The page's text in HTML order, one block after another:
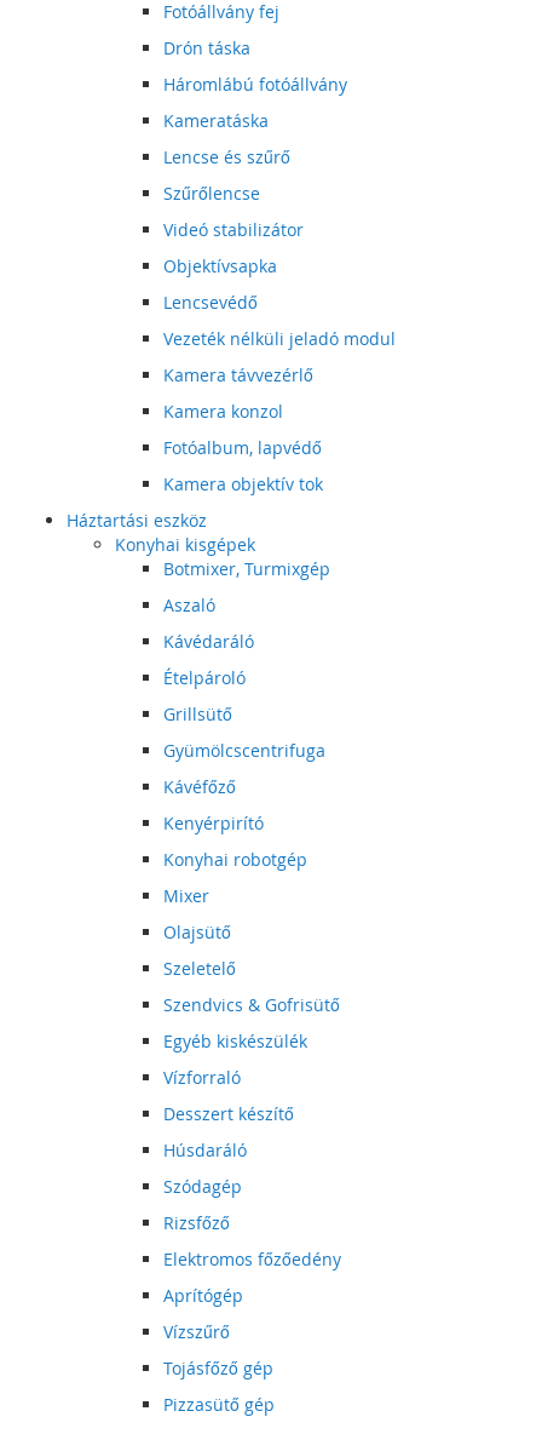
Fotóállvány fej
Drón táska
Háromlábú fotóállvány
Kameratáska
Lencse és szűrő
Szűrőlencse
Videó stabilizátor
Objektívsapka
Lencsevédő
Vezeték nélküli jeladó modul
Kamera távvezérlő
Kamera konzol
Fotóalbum, lapvédő
Kamera objektív tok
Háztartási eszköz
Konyhai kisgépek
Botmixer, Turmixgép
Aszaló
Kávédaráló
Ételpároló
Grillsütő
Gyümölcscentrifuga
Kávéfőző
Kenyérpirító
Konyhai robotgép
Mixer
Olajsütő
Szeletelő
Szendvics & Gofrisütő
Egyéb kiskészülék
Vízforraló
Desszert készítő
Húsdaráló
Szódagép
Rizsfőző
Elektromos főzőedény
Aprítógép
Vízszűrő
Tojásfőző gép
Pizzasütő gép